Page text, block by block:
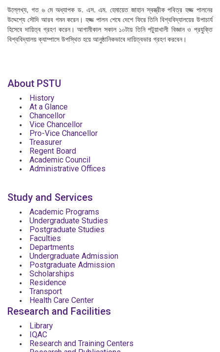
উল্লেখ্য, গত ৬ মে অধ্যাপক ড. এস. এম. হেমায়েত জাহান স্বস্ত্রীক পবিত্র হজ্জ পালনের
উদ্দেশ্যে সৌদি আরব গমন করেন। হজ্জ পালন শেষে দেশে ফিরে তিনি বিশ্ববিদ্যালয়ের উপাচার্য
হিসেবে দায়িত্ব গ্রহণ করেন। আগামীকাল সকাল ১০টায় তিনি পটুয়াখালী বিজ্ঞান ও প্রযুক্তি
বিশ্ববিদ্যালয় ক্যাম্পাসে উপস্থিত হয়ে আনুষ্ঠানিকভাবে দায়িত্বভার গ্রহণ করবেন।
About PSTU
History
At a Glance
Chancellor
Vice Chancellor
Pro-Vice Chancellor
Treasurer
Regent Board
Academic Council
Administrative Offices
Study and Services
Academic Programs
Undergraduate Studies
Postgraduate Studies
Faculties
Departments
Undergraduate Admission
Postgraduate Admission
Scholarships
Residence
Transport
Health Care Center
Research and Facilities
Library
IQAC
Research and Training Centers